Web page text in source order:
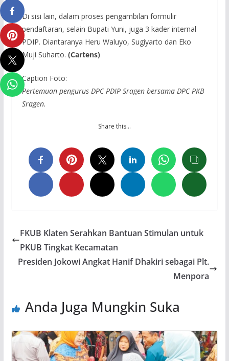
Di sisi lain, dalam proses pengambilan formulir
pendaftaran, selain Bupati Yuni, juga 3 kader internal
PDIP. Diantaranya Heru Waluyo, Sugiyarto dan Eko
Muji Suharto. (Cartens)
Caption Foto:
Pertemuan pengurus DPC PDIP Sragen bersama DPC PKB
Sragen.
Share this…
FKUB Klaten Serahkan Bantuan Stimulan untuk
PKUB Tingkat Kecamatan
Presiden Jokowi Angkat Hanif Dhakiri sebagai Plt.
Menpora
Anda Juga Mungkin Suka